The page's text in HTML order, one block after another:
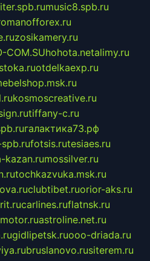
music8.spb.ru
zosikamery.ru
COM.SUhohota.netalimy.ru
otdelkaexp.ru
kosmoscreative.ru
tiffany-c.ru
галактика73.рф
fotsis.rutesiaes.ru
kazan.rumossilver.ru
tochkazvuka.msk.ru
clubtibet.ruorior-aks.ru
carlines.ruflatnsk.ru
astroline.net.ru
gidlipetsk.ruooo-driada.ru
bruslanovo.rusiterem.ru